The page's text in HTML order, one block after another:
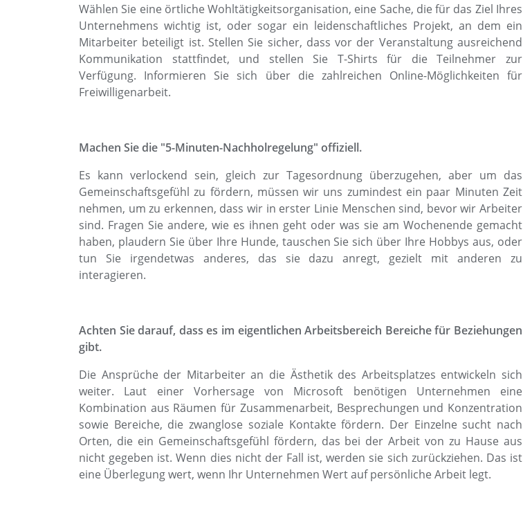
Wählen Sie eine örtliche Wohltätigkeitsorganisation, eine Sache, die für das Ziel Ihres
Unternehmens wichtig ist, oder sogar ein leidenschaftliches Projekt, an dem ein
Mitarbeiter beteiligt ist. Stellen Sie sicher, dass vor der Veranstaltung ausreichend
Kommunikation stattfindet, und stellen Sie T-Shirts für die Teilnehmer zur
Verfügung. Informieren Sie sich über die zahlreichen Online-Möglichkeiten für
Freiwilligenarbeit.
Machen Sie die "5-Minuten-Nachholregelung" offiziell.
Es kann verlockend sein, gleich zur Tagesordnung überzugehen, aber um das
Gemeinschaftsgefühl zu fördern, müssen wir uns zumindest ein paar Minuten Zeit
nehmen, um zu erkennen, dass wir in erster Linie Menschen sind, bevor wir Arbeiter
sind. Fragen Sie andere, wie es ihnen geht oder was sie am Wochenende gemacht
haben, plaudern Sie über Ihre Hunde, tauschen Sie sich über Ihre Hobbys aus, oder
tun Sie irgendetwas anderes, das sie dazu anregt, gezielt mit anderen zu
interagieren.
Achten Sie darauf, dass es im eigentlichen Arbeitsbereich Bereiche für Beziehungen
gibt.
Die Ansprüche der Mitarbeiter an die Ästhetik des Arbeitsplatzes entwickeln sich
weiter. Laut einer Vorhersage von Microsoft benötigen Unternehmen eine
Kombination aus Räumen für Zusammenarbeit, Besprechungen und Konzentration
sowie Bereiche, die zwanglose soziale Kontakte fördern. Der Einzelne sucht nach
Orten, die ein Gemeinschaftsgefühl fördern, das bei der Arbeit von zu Hause aus
nicht gegeben ist. Wenn dies nicht der Fall ist, werden sie sich zurückziehen. Das ist
eine Überlegung wert, wenn Ihr Unternehmen Wert auf persönliche Arbeit legt.